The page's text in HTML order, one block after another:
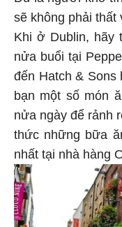
sẽ không phải thất
Khi ở Dublin, hãy
nửa buổi tại
đến Hatch & Sons
bạn một số món
nửa ngày để rảnh
thức những bữa
nhất tại nhà hàng